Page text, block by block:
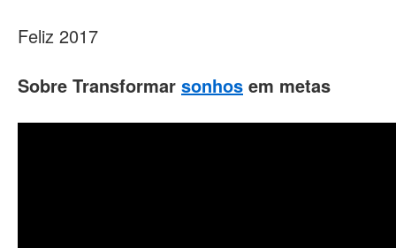
Feliz 2017
Sobre Transformar sonhos em metas